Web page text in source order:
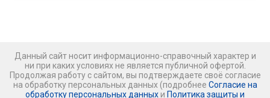
Данный сайт носит информационно-справочный характер и
ни при каких условиях не является публичной офертой.
Продолжая работу с сайтом, вы подтверждаете своё согласие
на обработку персональных данных (подробнее Согласие на
обработку персональных данных и Политика защиты и